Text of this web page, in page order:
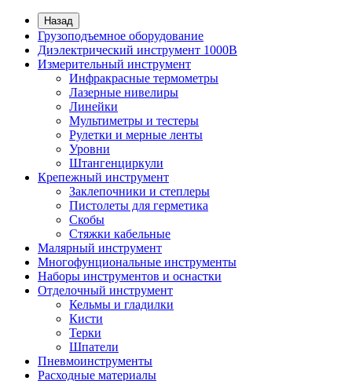
Назад
Грузоподъемное оборудование
Диэлектрический инструмент 1000В
Измерительный инструмент
Инфракрасные термометры
Лазерные нивелиры
Линейки
Мультиметры и тестеры
Рулетки и мерные ленты
Уровни
Штангенциркули
Крепежный инструмент
Заклепочники и степлеры
Пистолеты для герметика
Скобы
Стяжки кабельные
Малярный инструмент
Многофунциональные инструменты
Наборы инструментов и оснастки
Отделочный инструмент
Кельмы и гладилки
Кисти
Терки
Шпатели
Пневмоинструменты
Расходные материалы